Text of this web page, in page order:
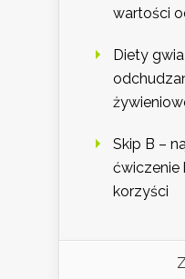
wartości
Diety
Skip B –
ćwiczenie
korzyści